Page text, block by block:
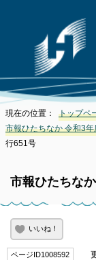
現在の位置： トップペ
市報ひたちなか 令和3
行651号
市報ひたちな
いいね！
ページID1008592 更